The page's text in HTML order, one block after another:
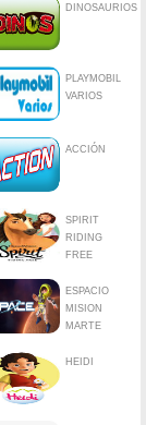
DINOSAURIOS
PLAYMOBIL
VARIOS
ACCIÓN
SPIRIT
RIDING
FREE
ESPACIO
MISION
MARTE
HEIDI